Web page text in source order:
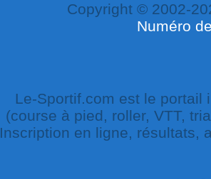
Copyright © 2002-
Numéro
Le-Sportif.com est le portail
(course à pied, roller, VTT,
Inscription en ligne, résultats,